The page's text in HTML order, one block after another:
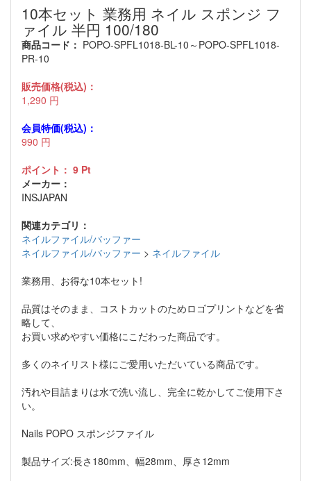
10本セット 業務用 ネイル スポンジ フ
ァイル 半円 100/180
商品コード： POPO-SPFL1018-BL-10～POPO-SPFL1018-
PR-10
販売価格(税込)：
1,290 円
会員特価(税込)：
990 円
ポイント： 9 Pt
メーカー：
INSJAPAN
関連カテゴリ：
ネイルファイル/バッファー
ネイルファイル/バッファー > ネイルファイル
業務用、お得な10本セット!
品質はそのまま、コストカットのためロゴプリントなどを省
略して、
お買い求めやすい価格にこだわった商品です。
多くのネイリスト様にご愛用いただいている商品です。
汚れや目詰まりは水で洗い流し、完全に乾かしてご使用下さ
い。
Nails POPO スポンジファイル
製品サイズ:長さ180mm、幅28mm、厚さ12mm